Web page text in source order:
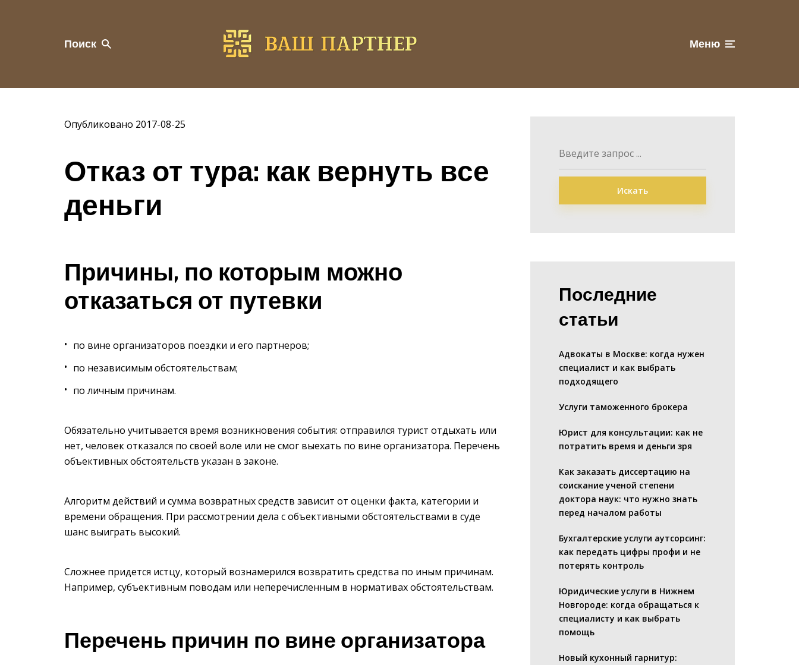
Поиск Меню
Опубликовано 2017-08-25
Отказ от тура: как вернуть все
деньги
Причины, по которым можно
отказаться от путевки
по вине организаторов поездки и его партнеров;
по независимым обстоятельствам;
по личным причинам.
Обязательно учитывается время возникновения события: отправился турист отдыхать или
нет, человек отказался по своей воле или не смог выехать по вине организатора. Перечень
объективных обстоятельств указан в законе.
Алгоритм действий и сумма возвратных средств зависит от оценки факта, категории и
времени обращения. При рассмотрении дела с объективными обстоятельствами в суде
шанс выиграть высокий.
Сложнее придется истцу, который вознамерился возвратить средства по иным причинам.
Например, субъективным поводам или неперечисленным в нормативах обстоятельствам.
Перечень причин по вине организатора
Искать
Последние
статьи
Адвокаты в Москве: когда нужен
специалист и как выбрать
подходящего
Услуги таможенного брокера
Юрист для консультации: как не
потратить время и деньги зря
Как заказать диссертацию на
соискание ученой степени
доктора наук: что нужно знать
перед началом работы
Бухгалтерские услуги аутсорсинг:
как передать цифры профи и не
потерять контроль
Юридические услуги в Нижнем
Новгороде: когда обращаться к
специалисту и как выбрать
помощь
Новый кухонный гарнитур: